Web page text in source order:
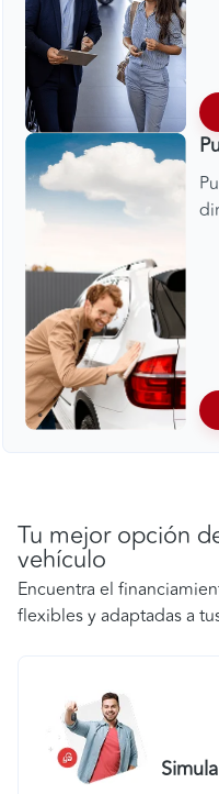
Tu mejor opción
vehículo
Encuentra el
flexibles y adaptadas a